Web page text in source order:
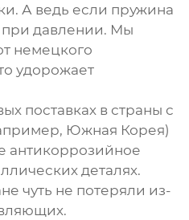
А ведь если пружина
при давлении. Мы
немецкого
удорожает
поставках в страны с
Южная Корея)
антикоррозийное
деталях.
чуть не потеряли из-